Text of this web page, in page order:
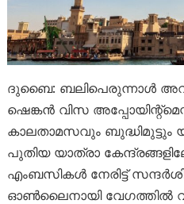
ദുബൈ: ബലിപെരുന്നാൾ
ഷെങ്കൻ വിസ
കാലതാമസവും
പുതിയ യാത്രാ
എംബസികൾ നേരിട്ട്
ഓൺലൈനായി വേഗത്തിൽ